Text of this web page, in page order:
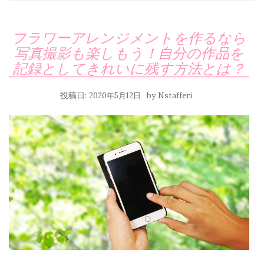
フラワーアレンジメントを作るなら
写真撮影も楽しもう！自分の作品を
記録としてきれいに残す方法とは？
投稿日: 2020年5月12日 by Nstafferi